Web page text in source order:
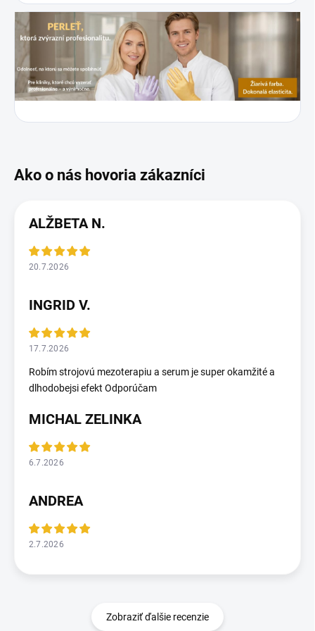
ALŽBETA N.
20.7.2026
INGRID V.
17.7.2026
Robím strojovú mezoterapiu a serum je super okamžité a
dlhodobejsi efekt Odporúčam
MICHAL ZELINKA
6.7.2026
ANDREA
2.7.2026
Zobraziť ďalšie recenzie